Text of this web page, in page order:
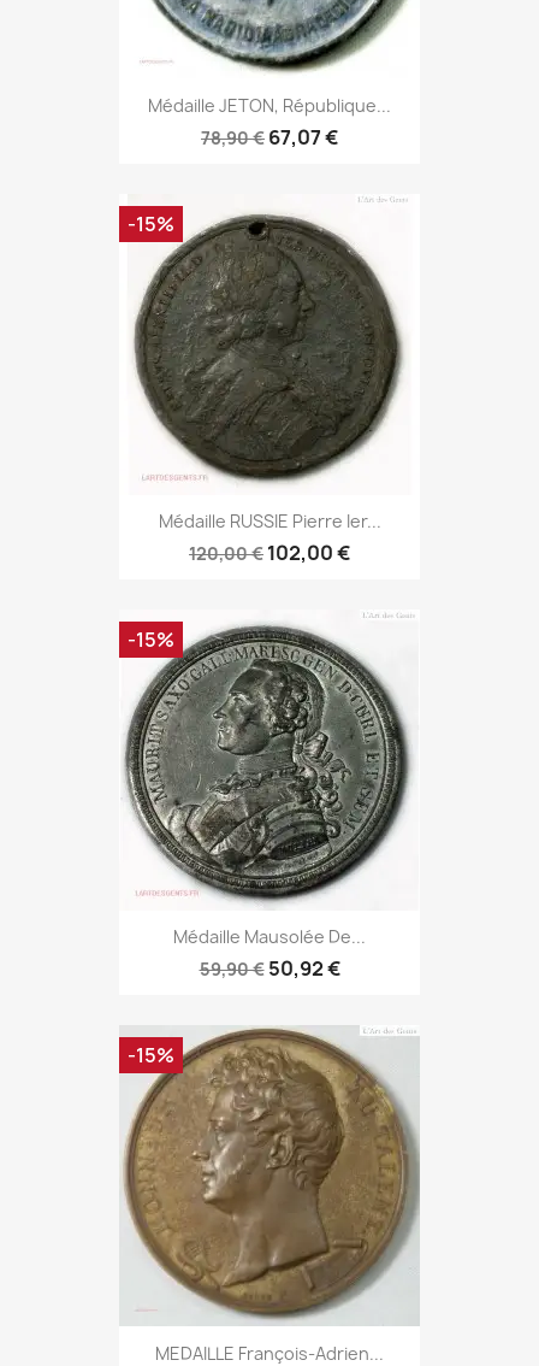
Médaille JETON, République...
78,90 € 67,07 €
Médaille RUSSIE Pierre Ier...
120,00 € 102,00 €
-15%
Médaille Mausolée De...
59,90 € 50,92 €
-15%
MEDAILLE François-Adrien...
-15%